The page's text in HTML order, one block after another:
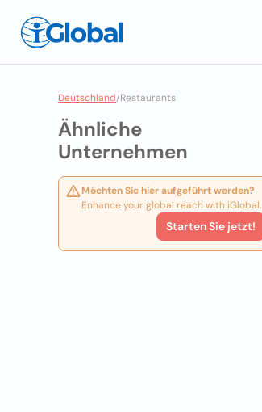
Deutschland/Restaurants
Ähnliche
Unternehmen
Möchten Sie hier aufgeführt werden?
Enhance your global reach with iGlobal.
Starten Sie jetzt!